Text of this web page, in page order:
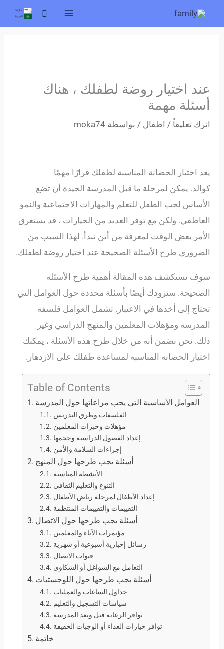
تخطي
البحث English
العربية
عند اختيار روضة لطفلك ، هناك
أسئلة مهمة
اترك تعليقاً / اطفال / بواسطة moka74
يعد اختيار الحضانة المناسبة لطفلك قرارًا مهمًا
كوالد. يمكن لمرحلة ما قبل المدرسة الجيدة أن تضع
الأساس لحب الطفل للتعلم والمهارات الاجتماعية والنمو
العاطفي. ولكن مع توفر العديد من الخيارات ، قد يستغرق
الأمر بعض الوقت لمعرفة من أين تبدأ. لهذا السبب من
الضروري طرح الأسئلة الصحيحة عند اختيار روضة لطفلك.
سوف تستكشف هذه المقالة أهمية طرح الأسئلة
الصحيحة. سنزودك أيضًا بأسئلة محددة حول العوامل التي
تحتاج إلى أخذها في الاعتبار. تشمل العوامل فلسفة
المدرسة ومؤهلات المعلمين والمنهج الدراسي وغير
ذلك. نحن نضمن أنه من خلال طرح هذه الأسئلة ، يمكنك
اختيار الحضانة المناسبة لمساعدة طفلك على الازدهار.
Table of Contents
العوامل الأساسية التي يجب مراعاتها حول المدرسة
الفلسفات وطرق التدريس
مؤهلات وخبرات المعلمين
إعداد الفصول الدراسية وحجمها
إجراءات السلامة والأمن
أسئلة يجب طرحها حول المنهج
الأنشطة المناسبة
التنوع والتعليم الثقافي
إعداد الأطفال لمرحلة رياض الأطفال
التقييمات والتقييمات المنتظمة
أسئلة يجب طرحها حول الاتصال
مؤتمرات الآباء والمعلمين
رسائل إخبارية أسبوعية أو شهرية
قنوات الاتصال
التعامل مع الشواغل أو الشكاوى
أسئلة يجب طرحها حول اللوجستيات
جداول الساعات والعمليات
سياسات التسجيل والتعليم
توافر الرعاية قبل وبعد المدرسة
توافر خيارات الغداء أو الوجبات الخفيفة
خاتمة